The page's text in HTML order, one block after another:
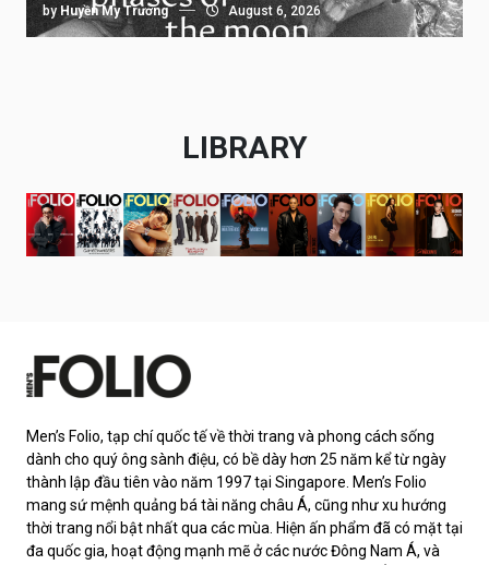
by Huyền My Trương August 6, 2026
LIBRARY
Men’s Folio, tạp chí quốc tế về thời trang và phong cách sống
dành cho quý ông sành điệu, có bề dày hơn 25 năm kể từ ngày
thành lập đầu tiên vào năm 1997 tại Singapore. Men’s Folio
mang sứ mệnh quảng bá tài năng châu Á, cũng như xu hướng
thời trang nổi bật nhất qua các mùa. Hiện ấn phẩm đã có mặt tại
đa quốc gia, hoạt động mạnh mẽ ở các nước Đông Nam Á, và